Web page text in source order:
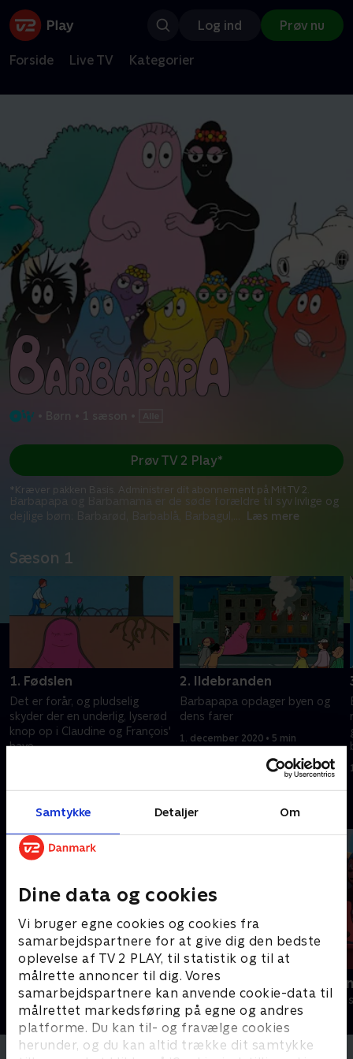
Samtykke Detaljer Om
Dine data og cookies
Vi bruger egne cookies og cookies fra
samarbejdspartnere for at give dig den bedste
oplevelse af TV 2 PLAY, til statistik og til at
målrette annoncer til dig. Vores
samarbejdspartnere kan anvende cookie-data til
målrettet markedsføring på egne og andres
platforme. Du kan til- og fravælge cookies
herunder, og du kan altid trække dit samtykke
Log ind Prøv nu
Forside Live TV Kategorier
Barbapapa og Barbamama er de søde forældre til syv livlige og
dejlige børn: Barbarød, Barbablå, Barbagul,
Læs mere
Prøv TV 2 Play*
*Kræver pakken Basis. Administrer dit abonnement på Mit TV 2.
Sæson 1
1. Fødslen
Det er forår, og pludselig
skyder der en underlig, lyserød
knop op i Claudine og François'
have
2. Ildebranden
Barbapapa opdager byen og
dens farer
1. december 2020 • 5 min
Andre så også
Gurli Gris
Børneserier • 4 sæsoner
Rasmus
Børneserier • 3